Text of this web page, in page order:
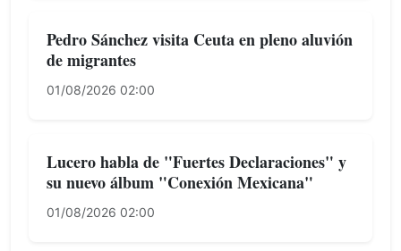
Pedro Sánchez visita Ceuta en pleno aluvión
de migrantes
01/08/2026 02:00
Lucero habla de "Fuertes Declaraciones" y
su nuevo álbum "Conexión Mexicana"
01/08/2026 02:00